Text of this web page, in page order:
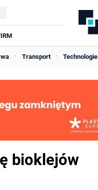
Transport Technologie
bioklejów